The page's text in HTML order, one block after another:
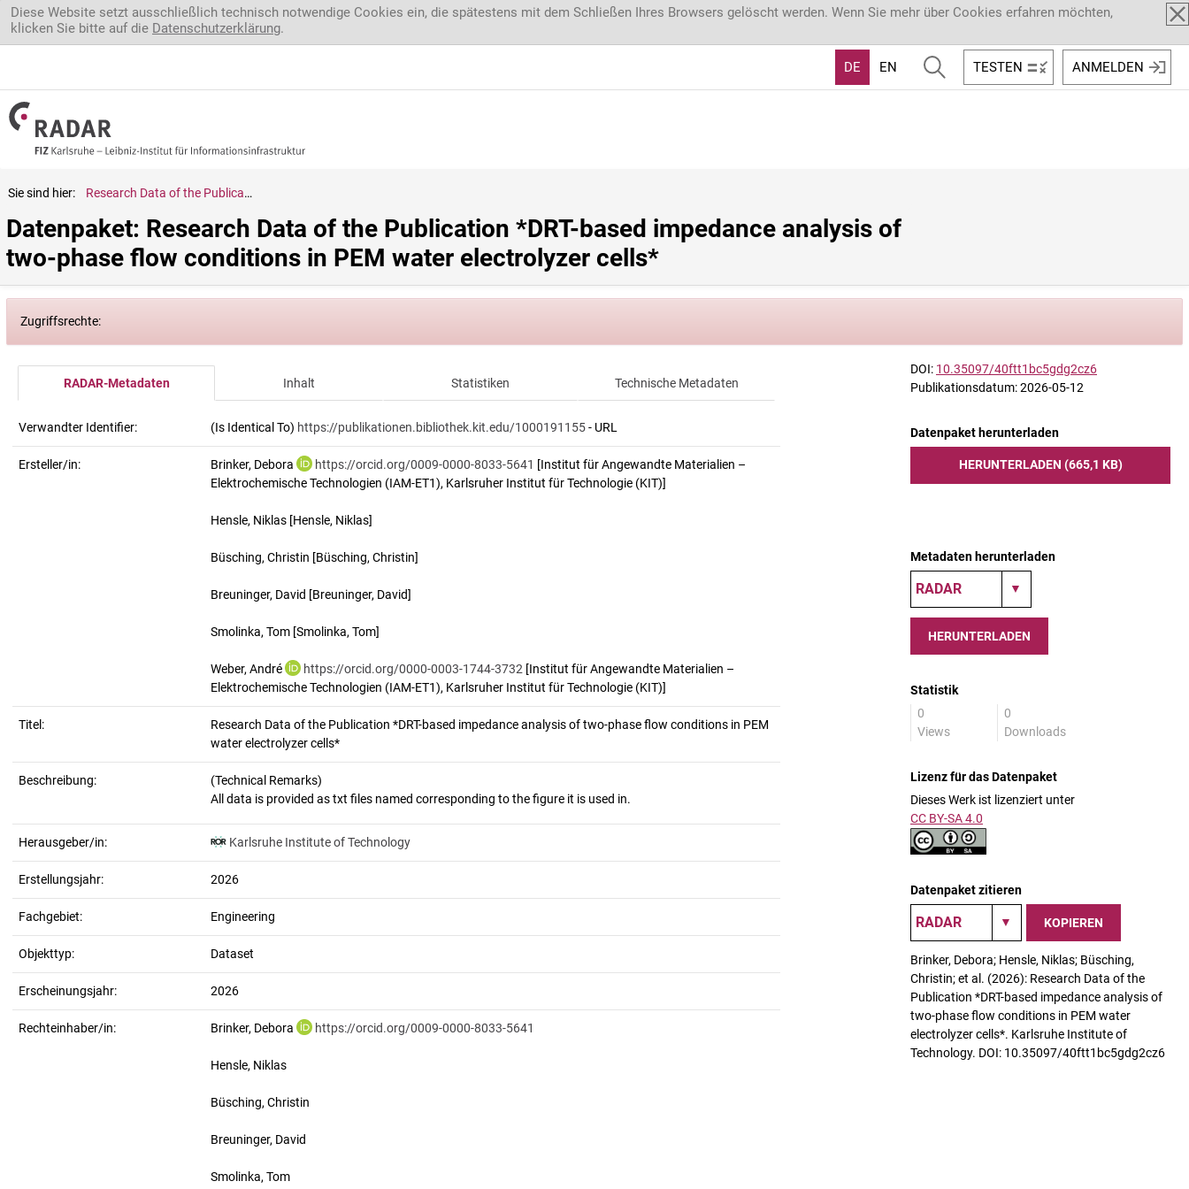
Direkt zum Inhalt
Diese Website setzt ausschließlich technisch notwendige Cookies ein, die spätestens mit dem Schließen Ihres Browsers gelöscht werden. Wenn Sie mehr über Cookies erfahren möchten,
klicken Sie bitte auf die Datenschutzerklärung.
DE EN TESTEN ANMELDEN
Sie sind hier: Research Data of the Publication *DRT-based impedance analysis of two-phase flow conditions in PEM water electrolyzer cells*
Datenpaket: Research Data of the Publication *DRT-based impedance analysis of
two-phase flow conditions in PEM water electrolyzer cells*
Zugriffsrechte:
RADAR-Metadaten Inhalt Statistiken Technische Metadaten
Verwandter Identifier: (Is Identical To) https://publikationen.bibliothek.kit.edu/1000191155- URL
Ersteller/in: Brinker, Debora https://orcid.org/0009-0000-8033-5641 [Institut für Angewandte Materialien –
Elektrochemische Technologien (IAM-ET1), Karlsruher Institut für Technologie (KIT)]
Hensle, Niklas [Hensle, Niklas]
Büsching, Christin [Büsching, Christin]
Breuninger, David [Breuninger, David]
Smolinka, Tom [Smolinka, Tom]
Weber, André https://orcid.org/0000-0003-1744-3732 [Institut für Angewandte Materialien –
Elektrochemische Technologien (IAM-ET1), Karlsruher Institut für Technologie (KIT)]
Titel:
Research Data of the Publication *DRT-based impedance analysis of two-phase flow conditions in PEM
water electrolyzer cells*
Beschreibung:
(Technical Remarks)
Herausgeber/in: Karlsruhe Institute of Technology
Erstellungsjahr: 2026
Fachgebiet: Engineering
Objekttyp: Dataset
Erscheinungsjahr: 2026
Rechteinhaber/in: Brinker, Debora https://orcid.org/0009-0000-8033-5641
Hensle, Niklas
Büsching, Christin
Breuninger, David
Smolinka, Tom
DOI: 10.35097/40ftt1bc5gdg2cz6
Publikationsdatum: 2026-05-12
Datenpaket herunterladen
HERUNTERLADEN (665,1 KB)
Metadaten herunterladen
HERUNTERLADEN
Statistik
0
Views
0
Downloads
Lizenz für das Datenpaket
Dieses Werk ist lizenziert unter
CC BY-SA 4.0
Datenpaket zitieren
KOPIEREN
Brinker, Debora; Hensle, Niklas; Büsching,
Christin; et al. (2026): Research Data of the
Publication *DRT-based impedance analysis of
two-phase flow conditions in PEM water
electrolyzer cells*. Karlsruhe Institute of
Technology. DOI: 10.35097/40ftt1bc5gdg2cz6